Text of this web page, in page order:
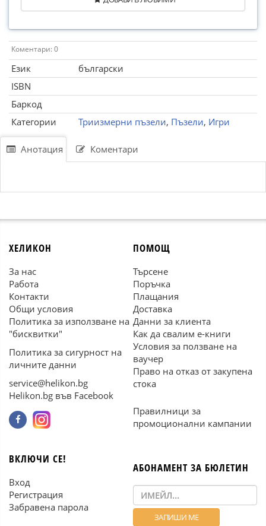
Коментари: 0
Език
български
ISBN
Баркод
Категории
Триизмерни пъзели, Пъзели, Игри
Анотация Коментари
ХЕЛИКОН
За нас
Работа
Контакти
Общи условия
Политика за използване на
"бисквитки"
Политика за сигурност на
личните данни
service@helikon.bg
Helikon.bg във Facebook
ПОМОЩ
Търсене
Поръчка
Плащания
Доставка
Данни за клиента
Как да свалим е-книги
Условия за ползване на
ваучер
Право на отказ от закупена
стока
Правилници за
промоционални кампании
ВКЛЮЧИ СЕ!
Вход
Регистрация
Забравена парола
АБОНАМЕНТ ЗА БЮЛЕТИН